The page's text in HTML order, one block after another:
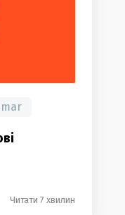
Читати 7 хвилин